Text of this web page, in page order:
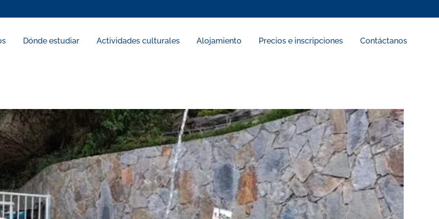
Dónde estudiar Actividades culturales Alojamiento Precios e inscripciones Contáctanos